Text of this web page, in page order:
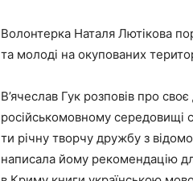
Волонтерка Наталя Лютікова
та молоді на окупованих
В’ячеслав Гук розповів про
російськомовному середовищі
ти річну творчу дружбу з
написала йому рекомендацію